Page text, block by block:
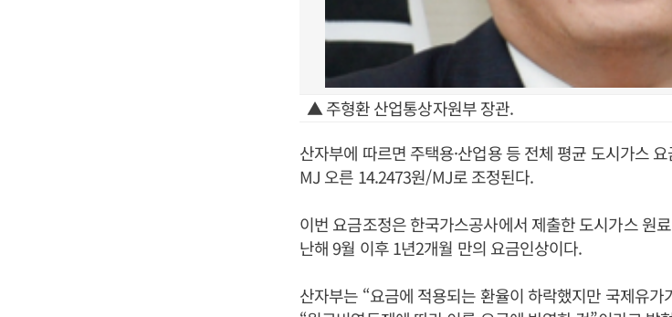
▲ 주형환 산업통상자원부 장관.
산자부에 따르면 주택용·산업용 등 전체 평균 도시가스
MJ 오른 14.2473원/MJ로 조정된다.
이번 요금조정은 한국가스공사에서 제출한 도시가스 원
난해 9월 이후 1년2개월 만의 요금인상이다.
산자부는 “요금에 적용되는 환율이 하락했지만 국제유